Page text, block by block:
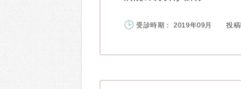
受診時期： 2019年09月 投